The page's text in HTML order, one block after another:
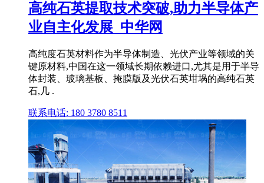
高纯石英提取技术突破,助力半导体产
业自主化发展_中华网
高纯度石英材料作为半导体制造、光伏产业等领域的关
键原材料,中国在这一领域长期依赖进口,尤其是用于半导
体封装、玻璃基板、掩膜版及光伏石英坩埚的高纯石英
石,几 .
联系电话: 180 3780 8511